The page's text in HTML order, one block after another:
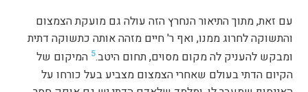
עם זאת, מתוך התיאור הנחרץ הזה עולה גם מועקת הצמצום
והתשוקה לחרוג ממנו, ואף ר' חיים מזהה אותה כתשוקה דתית
ומבקש להעניק לה מקום מסוים, תחום היטב.5 המיקום של
הקיום הדתי בעולם שאחרי הצמצום מצביע בעל כורחו על